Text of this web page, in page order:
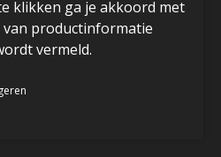
klikken ga je akkoord met
productinformatie
vermeld.